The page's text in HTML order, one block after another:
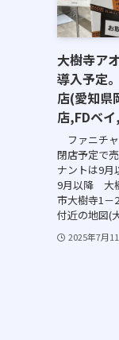
大樹寺ア
導入予定
店(愛知県
店,FDベイ
ファニチ
閉店予定で
ナントは9月
9月以降 大
市大樹寺1
付近の地図(
2025年7月